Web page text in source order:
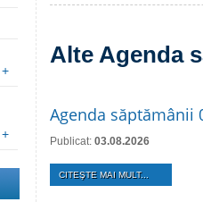
+
+
Alte Agenda
Agenda săptămânii
Publicat: 03.08.2026
CITEŞTE MAI MULT...